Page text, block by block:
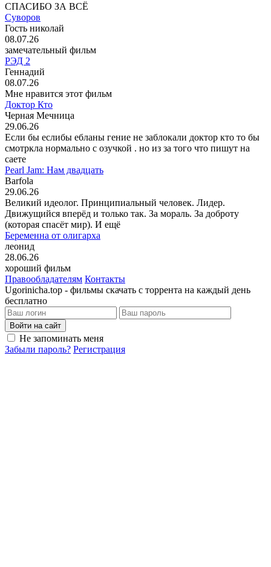
СПАСИБО ЗА ВСЁ
Суворов
Гость николай
08.07.26
замечательный фильм
РЭД 2
Геннадий
08.07.26
Мне нравится этот фильм
Доктор Кто
Черная Мечница
29.06.26
Если бы еслибы ебланы гение не заблокали доктор кто то бы
смотркла нормально с озучкой . но из за того что пишут на
саете
Pearl Jam: Нам двадцать
Barfola
29.06.26
Великий идеолог. Принципиальный человек. Лидер.
Движущийся вперёд и только так. За мораль. За доброту
(которая спасёт мир). И ещё
Беременна от олигарха
леонид
28.06.26
хороший фильм
Правообладателям Контакты
Ugorinicha.top - фильмы скачать с торрента на каждый день
бесплатно
Войти на сайт
Не запоминать меня
Забыли пароль? Регистрация